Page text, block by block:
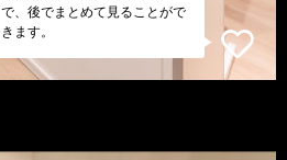
で、後でまとめて見ることがで
きます。